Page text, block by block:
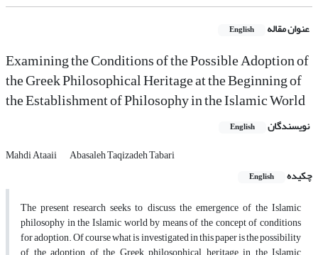
عنوان مقاله English
Examining the Conditions of the Possible Adoption of
the Greek Philosophical Heritage at the Beginning of
the Establishment of Philosophy in the Islamic World
نویسندگان English
Mahdi Ataaii
Abasaleh Taqizadeh Tabari
چکیده
English
The present research seeks to discuss the emergence of the Islamic
philosophy in the Islamic world by means of the concept of conditions
for adoption. Of course what is investigated in this paper is the possibility